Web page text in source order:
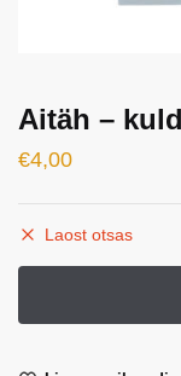
Aitäh –
€4,00
Laost otsas